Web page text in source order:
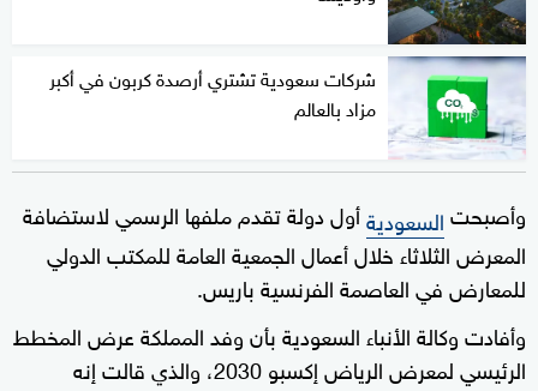
شركات سعودية تشتري أرصدة كربون في أكبر
مزاد بالعالم
وأصبحتالسعوديةأول دولة تقدم ملفها الرسمي لاستضافة
المعرض الثلاثاء خلال أعمال الجمعية العامة للمكتب الدولي
للمعارض في العاصمة الفرنسية باريس.
وأفادت وكالة الأنباء السعودية بأن وفد المملكة عرض المخطط
الرئيسي لمعرض الرياض إكسبو 2030، والذي قالت إنه